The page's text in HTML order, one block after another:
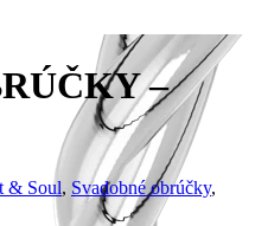
–
& Soul, Svadobné obrúčky,